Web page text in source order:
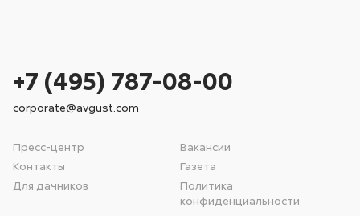
Пресс-центр
Вакансии
Контакты
Газета
Для дачников
Политика
конфиденциальности
+7 (495) 787-08-00
corporate@avgust.com